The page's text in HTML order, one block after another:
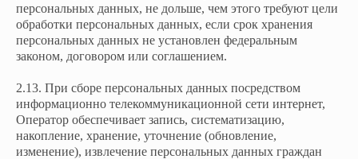
персональных данных, не дольше, чем этого требуют цели
обработки персональных данных, если срок хранения
персональных данных не установлен федеральным
законом, договором или соглашением.
2.13. При сборе персональных данных посредством
информационно телекоммуникационной сети интернет,
Оператор обеспечивает запись, систематизацию,
накопление, хранение, уточнение (обновление,
изменение), извлечение персональных данных граждан